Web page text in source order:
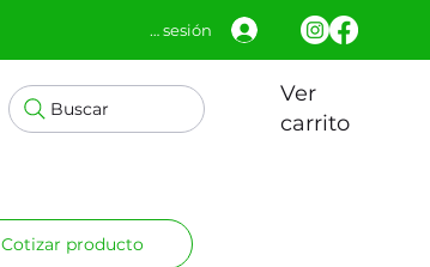
Buscar
Ver
carrito
Iniciar sesión
Cotizar producto